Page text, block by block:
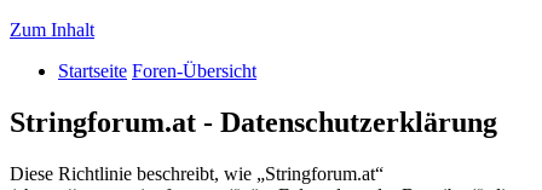
Zum Inhalt
Startseite Foren-Übersicht
Stringforum.at - Datenschutzerklärung
Diese Richtlinie beschreibt, wie „Stringforum.at“